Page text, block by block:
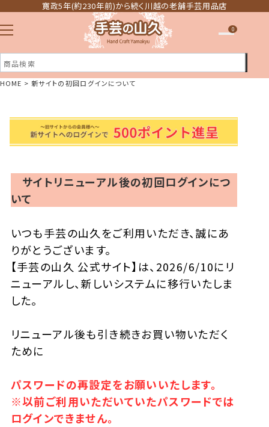
寛政5年(約230年前)から続く川越の老舗手芸用品店
ほしい物リスト
0
HOME 新サイトの初回ログインについて
サイトリニューアル後の初回ログインにつ
いて
いつも手芸の山久をご利用いただき、誠にあ
りがとうございます。
【手芸の山久 公式サイト】は、2026/6/10にリ
ニューアルし、新しいシステムに移行いたしま
した。
リニューアル後も引き続きお買い物いただく
ために
パスワードの再設定をお願いいたします。
※以前ご利用いただいていたパスワードでは
ログインできません。